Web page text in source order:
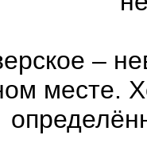
–
месте.